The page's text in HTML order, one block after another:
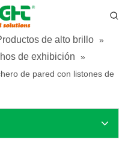
de alto brillo »
de exhibición »
de pared con listones de